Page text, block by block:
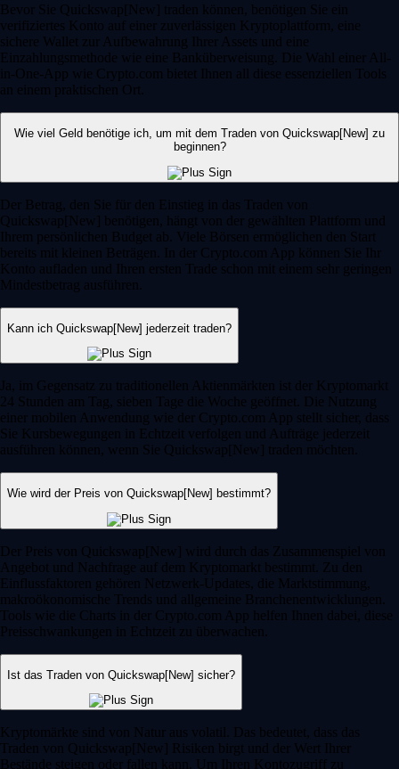
Bevor Sie Quickswap[New] traden können, benötigen Sie ein
verifiziertes Konto auf einer zuverlässigen Kryptoplattform, eine
sichere Wallet zur Aufbewahrung Ihrer Assets und eine
Einzahlungsmethode wie eine Banküberweisung. Die Wahl einer All-
in-One-App wie Crypto.com bietet Ihnen all diese essenziellen Tools
an einem praktischen Ort.
Wie viel Geld benötige ich, um mit dem Traden von Quickswap[New] zu
beginnen?
Der Betrag, den Sie für den Einstieg in das Traden von
Quickswap[New] benötigen, hängt von der gewählten Plattform und
Ihrem persönlichen Budget ab. Viele Börsen ermöglichen den Start
bereits mit kleinen Beträgen. In der Crypto.com App können Sie Ihr
Konto aufladen und Ihren ersten Trade schon mit einem sehr geringen
Mindestbetrag ausführen.
Kann ich Quickswap[New] jederzeit traden?
Ja, im Gegensatz zu traditionellen Aktienmärkten ist der Kryptomarkt
24 Stunden am Tag, sieben Tage die Woche geöffnet. Die Nutzung
einer mobilen Anwendung wie der Crypto.com App stellt sicher, dass
Sie Kursbewegungen in Echtzeit verfolgen und Aufträge jederzeit
ausführen können, wenn Sie Quickswap[New] traden möchten.
Wie wird der Preis von Quickswap[New] bestimmt?
Der Preis von Quickswap[New] wird durch das Zusammenspiel von
Angebot und Nachfrage auf dem Kryptomarkt bestimmt. Zu den
Einflussfaktoren gehören Netzwerk-Updates, die Marktstimmung,
makroökonomische Trends und allgemeine Branchenentwicklungen.
Tools wie die Charts in der Crypto.com App helfen Ihnen dabei, diese
Preisschwankungen in Echtzeit zu überwachen.
Ist das Traden von Quickswap[New] sicher?
Kryptomärkte sind von Natur aus volatil. Das bedeutet, dass das
Traden von Quickswap[New] Risiken birgt und der Wert Ihrer
Bestände steigen oder fallen kann. Um Ihren Kontozugriff zu